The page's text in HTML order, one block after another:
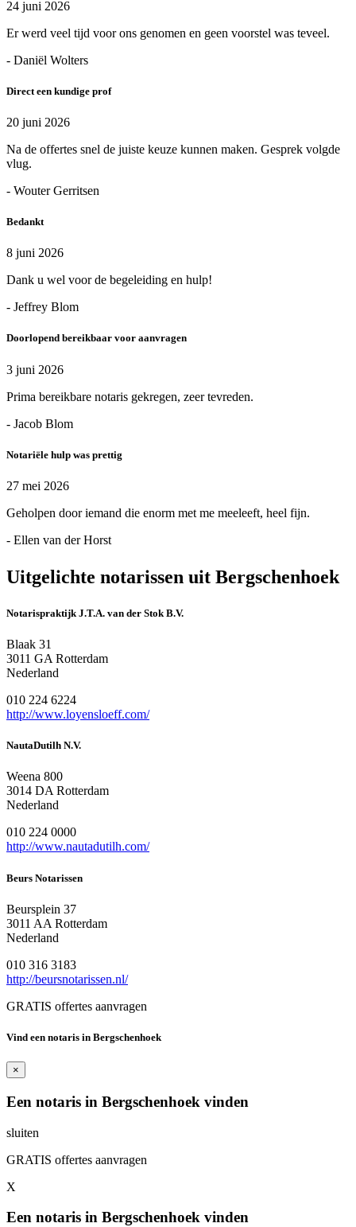
24 juni 2026
Er werd veel tijd voor ons genomen en geen voorstel was teveel.
- Daniël Wolters
Direct een kundige prof
20 juni 2026
Na de offertes snel de juiste keuze kunnen maken. Gesprek volgde
vlug.
- Wouter Gerritsen
Bedankt
8 juni 2026
Dank u wel voor de begeleiding en hulp!
- Jeffrey Blom
Doorlopend bereikbaar voor aanvragen
3 juni 2026
Prima bereikbare notaris gekregen, zeer tevreden.
- Jacob Blom
Notariële hulp was prettig
27 mei 2026
Geholpen door iemand die enorm met me meeleeft, heel fijn.
- Ellen van der Horst
Uitgelichte notarissen uit Bergschenhoek
Notarispraktijk J.T.A. van der Stok B.V.
Blaak 31
3011 GA Rotterdam
Nederland
010 224 6224
http://www.loyensloeff.com/
NautaDutilh N.V.
Weena 800
3014 DA Rotterdam
Nederland
010 224 0000
http://www.nautadutilh.com/
Beurs Notarissen
Beursplein 37
3011 AA Rotterdam
Nederland
010 316 3183
http://beursnotarissen.nl/
GRATIS offertes aanvragen
Vind een notaris in Bergschenhoek
×
Een notaris in Bergschenhoek vinden
sluiten
GRATIS offertes aanvragen
X
Een notaris in Bergschenhoek vinden